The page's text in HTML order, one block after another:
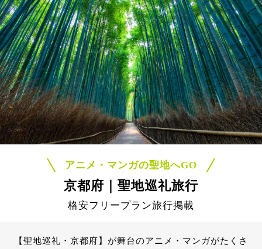
アニメ・マンガの聖地へGO
京都府｜聖地巡礼旅行
格安フリープラン旅行掲載
【聖地巡礼・京都府】が舞台のアニメ・マンガがたくさ